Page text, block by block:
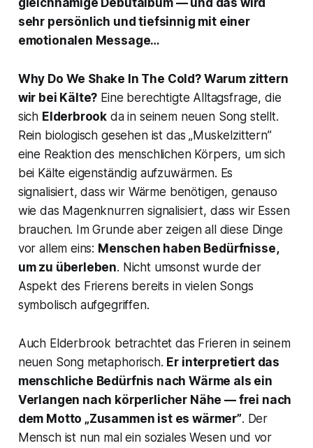
gleichnamige Debütalbum — und das wird
sehr persönlich und tiefsinnig mit einer
emotionalen Message…
Why Do We Shake In The Cold? Warum zittern
wir bei Kälte? Eine berechtigte Alltagsfrage, die
sich Elderbrook da in seinem neuen Song stellt.
Rein biologisch gesehen ist das „Muskelzittern”
eine Reaktion des menschlichen Körpers, um sich
bei Kälte eigenständig aufzuwärmen. Es
signalisiert, dass wir Wärme benötigen, genauso
wie das Magenknurren signalisiert, dass wir Essen
brauchen. Im Grunde aber zeigen all diese Dinge
vor allem eins: Menschen haben Bedürfnisse,
um zu überleben. Nicht umsonst wurde der
Aspekt des Frierens bereits in vielen Songs
symbolisch aufgegriffen.
Auch Elderbrook betrachtet das Frieren in seinem
neuen Song metaphorisch. Er interpretiert das
menschliche Bedürfnis nach Wärme als ein
Verlangen nach körperlicher Nähe — frei nach
dem Motto „Zusammen ist es wärmer”. Der
Mensch ist nun mal ein soziales Wesen und vor